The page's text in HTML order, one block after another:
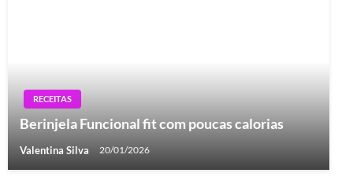
RECEITAS
Berinjela Funcional fit com poucas calorias
Valentina Silva 20/01/2026